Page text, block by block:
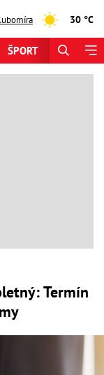
30 °C
ŠPORT
Termín